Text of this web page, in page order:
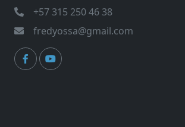
+57 315 250 46 38
fredyossa@gmail.com